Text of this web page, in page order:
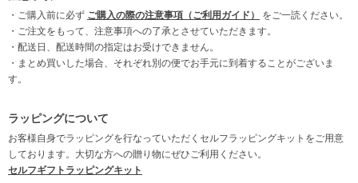
・ご購入前に必ず ご購入の際の注意事項（ご利用ガイド）
をご一読ください。
・ご注文をもって、注意事項への了承とさせていただきます。
・配送日、配送時間の指定はお受けできません。
・まとめ買いした場合、それぞれ別の便でお手元に到着することがございま
す。
ラッピングについて
お客様自身でラッピングを行なっていただくセルフラッピングキットをご用意
しております。大切な方への贈り物にぜひご利用ください。
セルフギフトラッピングキット